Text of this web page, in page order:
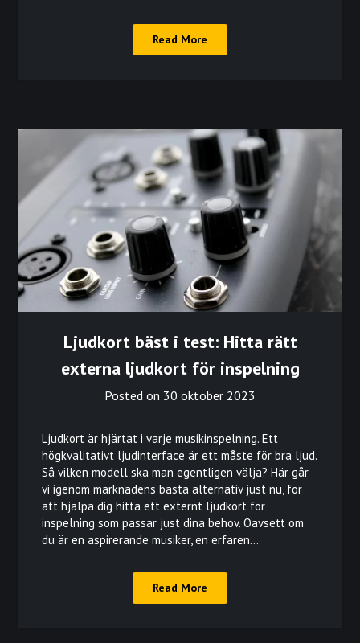
Read More
Ljudkort bäst i test: Hitta rätt
externa ljudkort för inspelning
Posted on 30 oktober 2023
Ljudkort är hjärtat i varje musikinspelning. Ett
högkvalitativt ljudinterface är ett måste för bra ljud.
Så vilken modell ska man egentligen välja? Här går
vi igenom marknadens bästa alternativ just nu, för
att hjälpa dig hitta ett externt ljudkort för
inspelning som passar just dina behov. Oavsett om
du är en aspirerande musiker, en erfaren…
Read More